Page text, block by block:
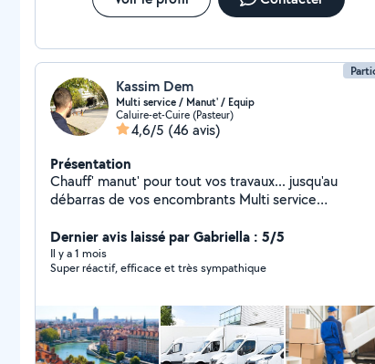
Kassim Dem
Multi service / Manut' / Equip
Caluire-et-Cuire (Pasteur)
4,6/5 (46 avis)
Présentation
Chauff' manut' pour tout vos travaux... jusqu'au
débarras de vos encombrants Multi service
respectueux et à l'écoute du client.
Dernier avis laissé par Gabriella : 5/5
Il y a 1 mois
Super réactif, efficace et très sympathique